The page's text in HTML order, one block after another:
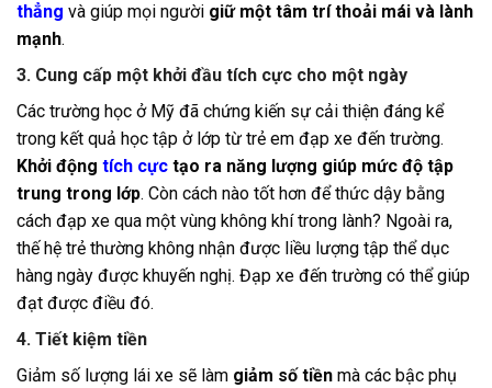
thẳng và giúp mọi người giữ một tâm trí thoải mái và lành
mạnh.
3. Cung cấp một khởi đầu tích cực cho một ngày
Các trường học ở Mỹ đã chứng kiến ​​sự cải thiện đáng kể
trong kết quả học tập ở lớp từ trẻ em đạp xe đến trường.
Khởi động tích cực tạo ra năng lượng giúp mức độ tập
trung trong lớp. Còn cách nào tốt hơn để thức dậy bằng
cách đạp xe qua một vùng không khí trong lành? Ngoài ra,
thế hệ trẻ thường không nhận được liều lượng tập thể dục
hàng ngày được khuyến nghị. Đạp xe đến trường có thể giúp
đạt được điều đó.
4. Tiết kiệm tiền
Giảm số lượng lái xe sẽ làm giảm số tiền mà các bậc phụ